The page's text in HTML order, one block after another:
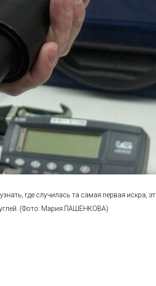
где случилась та самая первая искра,
(Фото: Мария ПАШЕНКОВА)